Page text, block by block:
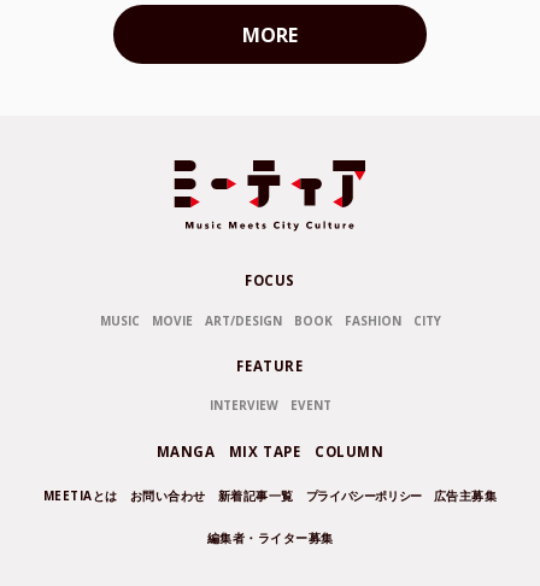
MORE
FOCUS
MUSIC MOVIE ART/DESIGN BOOK FASHION CITY
FEATURE
INTERVIEW EVENT
MANGA MIX TAPE COLUMN
MEETIAとは お問い合わせ 新着記事一覧 プライバシーポリシー 広告主募集
編集者・ライター募集